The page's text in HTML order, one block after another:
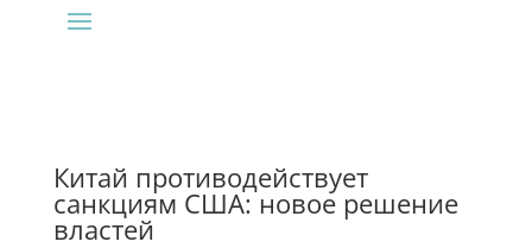
Китай противодействует
санкциям США: новое решение
властей